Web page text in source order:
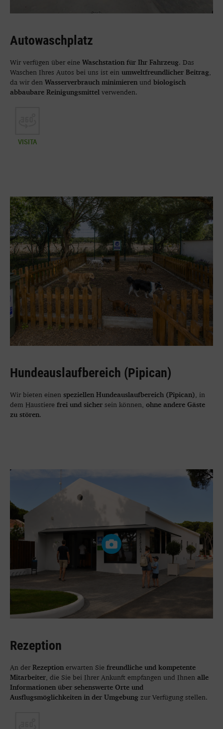
Autowaschplatz
Wir verfügen über eine Waschstation für Ihr Fahrzeug. Das
Waschen Ihres Autos bei uns ist ein umweltfreundlicher Beitrag
da wir den Wasserverbrauch minimieren und biologisch
abbaubare Reinigungsmittel verwenden.
VISITA
Hundeauslaufbereich (Pipican)
Wir bieten einen speziellen Hundeauslaufbereich (Pipican) , in
dem Haustiere frei und sicher sein können, ohne andere Gäste
zu stören.
Rezeption
An der Rezeption erwarten Sie freundliche und kompetente
Mitarbeiter , die Sie bei Ihrer Ankunft empfangen und Ihnen alle
Informationen über sehenswerte Orte und
Ausflugsmöglichkeiten in der Umgebung zur Verfügung stellen.